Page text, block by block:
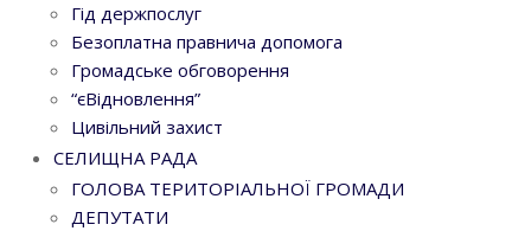
Гід держпослуг
Безоплатна правнича допомога
Громадське обговорення
“єВідновлення”
Цивільний захист
СЕЛИЩНА РАДА
ГОЛОВА ТЕРИТОРІАЛЬНОЇ ГРОМАДИ
ДЕПУТАТИ